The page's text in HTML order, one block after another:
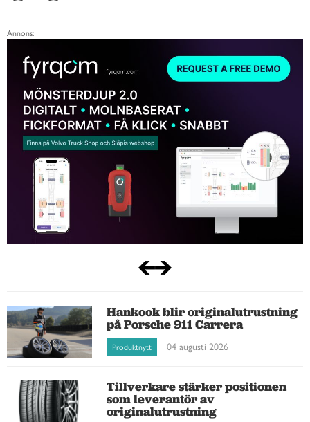
Annons:
Hankook blir originalutrustning
på Porsche 911 Carrera
Produktnytt 04 augusti 2026
Tillverkare stärker positionen
som leverantör av
originalutrustning